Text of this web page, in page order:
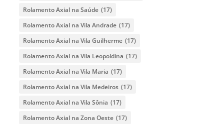
Rolamento Axial na Saúde (17)
Rolamento Axial na Vila Andrade (17)
Rolamento Axial na Vila Guilherme (17)
Rolamento Axial na Vila Leopoldina (17)
Rolamento Axial na Vila Maria (17)
Rolamento Axial na Vila Medeiros (17)
Rolamento Axial na Vila Sônia (17)
Rolamento Axial na Zona Oeste (17)